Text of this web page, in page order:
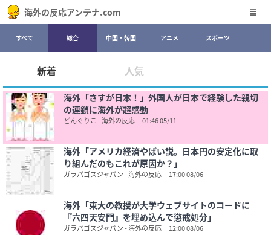
海外の反応アンテナ.com
すべて 総合 中国・韓国 アニメ スポーツ
新着 人気
海外「さすが日本！」外国人が日本で経験した親切
の連鎖に海外が超感動
どんぐりこ - 海外の反応 01:46 05/11
海外「アメリカ経済やばい説。日本円の安定化に取
り組んだのもこれが原因か？」
ガラパゴスジャパン - 海外の反応 17:00 08/06
海外「東大の教授が大学ウェブサイトのコードに
『六四天安門』を埋め込んで懲戒処分」
ガラパゴスジャパン - 海外の反応 12:00 08/06